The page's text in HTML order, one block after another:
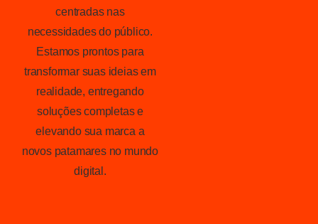
centradas nas
necessidades do público.
Estamos prontos para
transformar suas ideias em
realidade, entregando
soluções completas e
elevando sua marca a
novos patamares no mundo
digital.